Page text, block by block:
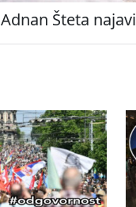
Adnan Šteta